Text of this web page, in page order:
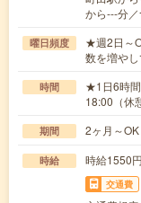
から---分
曜日頻度
★週2日～
数を増や
時間
★1日6時間
18:00（休
期間 2ヶ月～
時給 時給1550
交通費